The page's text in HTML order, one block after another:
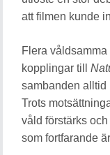
att filmen kunde
Flera
kopplingar till
sambanden alltid
Trots
våld förstärks
som fortfarande